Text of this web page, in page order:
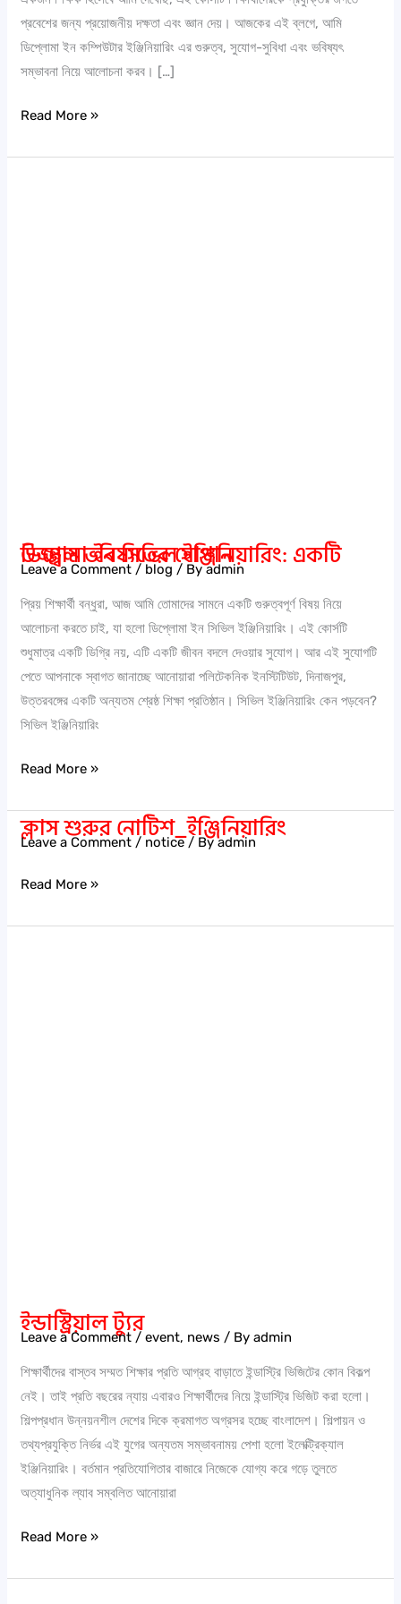
প্রবেশের জন্য প্রয়োজনীয় দক্ষতা এবং জ্ঞান দেয়। আজকের এই ব্লগে, আমি
ডিপ্লোমা ইন কম্পিউটার ইঞ্জিনিয়ারিং এর গুরুত্ব, সুযোগ-সুবিধা এবং ভবিষ্যৎ
সম্ভাবনা নিয়ে আলোচনা করব। […]
Read More »
ডিপ্লোমা ইন সিভিল ইঞ্জিনিয়ারিং: একটি উজ্জ্বল ভবিষ্যতের সোপান
Leave a Comment / blog / Byadmin
প্রিয় শিক্ষার্থী বন্ধুরা, আজ আমি তোমাদের সামনে একটি গুরুত্বপূর্ণ বিষয় নিয়ে
আলোচনা করতে চাই, যা হলো ডিপ্লোমা ইন সিভিল ইঞ্জিনিয়ারিং। এই কোর্সটি
শুধুমাত্র একটি ডিগ্রি নয়, এটি একটি জীবন বদলে দেওয়ার সুযোগ। আর এই সুযোগটি
পেতে আপনাকে স্বাগত জানাচ্ছে আনোয়ারা পলিটেকনিক ইনস্টিটিউট, দিনাজপুর,
উত্তরবঙ্গের একটি অন্যতম শ্রেষ্ঠ শিক্ষা প্রতিষ্ঠান। সিভিল ইঞ্জিনিয়ারিং কেন পড়বেন?
সিভিল ইঞ্জিনিয়ারিং
Read More »
ক্লাস শুরুর নোটিশ_ইঞ্জিনিয়ারিং
Leave a Comment / notice/ Byadmin
ক্লাস
নোটিশ_ইঞ্জিনিয়ারিং
Read More »
ইন্ডাস্ট্রিয়াল ট্যুর
Leave a Comment /event, news / Byadmin
শিক্ষার্থীদের বাস্তব সম্মত শিক্ষার প্রতি আগ্রহ বাড়াতে ইন্ডাস্ট্রি ভিজিটের কোন বিকল্প
নেই। তাই প্রতি বছরের ন্যায় এবারও শিক্ষার্থীদের নিয়ে ইন্ডাস্ট্রি ভিজিট করা হলো।
শিল্পপ্রধান উন্নয়নশীল দেশের দিকে ক্রমাগত অগ্রসর হচ্ছে বাংলাদেশ। শিল্পায়ন ও
তথ্যপ্রযুক্তি নির্ভর এই যুগের অন্যতম সম্ভাবনাময় পেশা হলো ইলেক্ট্রিক্যাল
ইঞ্জিনিয়ারিং। বর্তমান প্রতিযোগিতার বাজারে নিজেকে যোগ্য করে গড়ে তুলতে
অত্যাধুনিক ল্যাব সম্বলিত আনোয়ারা
Read More »